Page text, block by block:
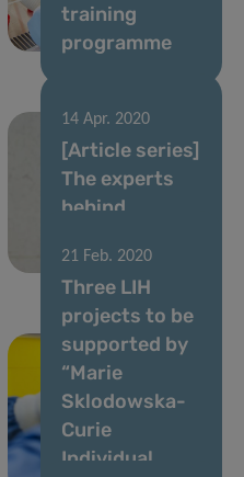
training
programme
14 Apr. 2020
[Article series]
The experts
behind
Covid-19 fight
21 Feb. 2020
Three LIH
projects to be
supported by
“Marie
Sklodowska-
Curie
Individual